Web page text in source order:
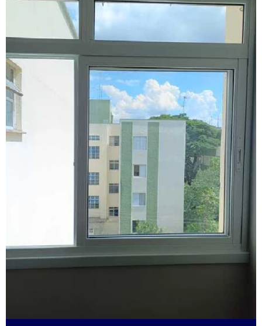
Esquadrias de alumínio sob medida preço
Esquadrias de alumínio sob medida são paulo
Esquadrias de alumínio sob medida valor
Esquadrias de alumínio preço m2
Esquadrias de alumínio em são paulo
Esquadrias de alumínio valor
Esquadrias anti ruído
Esquadrias condomínio
Esquadrias com isolamento acústico
Esquadrias com persianas integradas